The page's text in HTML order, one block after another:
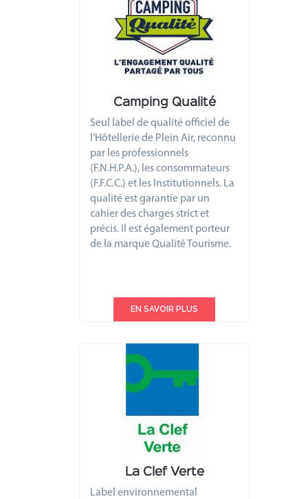
Camping Qualité
Seul label de qualité officiel de
l’Hôtellerie de Plein Air, reconnu
par les professionnels
(F.N.H.P.A.), les consommateurs
(F.F.C.C.) et les Institutionnels. La
qualité est garantie par un
cahier des charges strict et
précis. Il est également porteur
de la marque Qualité Tourisme.
EN SAVOIR PLUS
La Clef Verte
Label environnemental